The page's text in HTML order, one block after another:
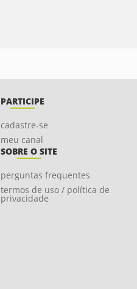
PARTICIPE
cadastre-se
meu canal
SOBRE O SITE
perguntas frequentes
termos de uso / política de
privacidade